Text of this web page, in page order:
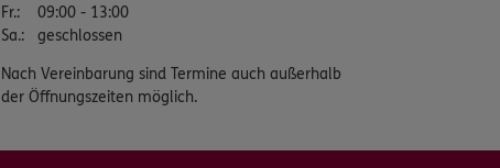
Fr.:
09:00 - 13:00
Sa.: geschlossen
Nach Vereinbarung sind Termine auch außerhalb
der Öffnungszeiten möglich.